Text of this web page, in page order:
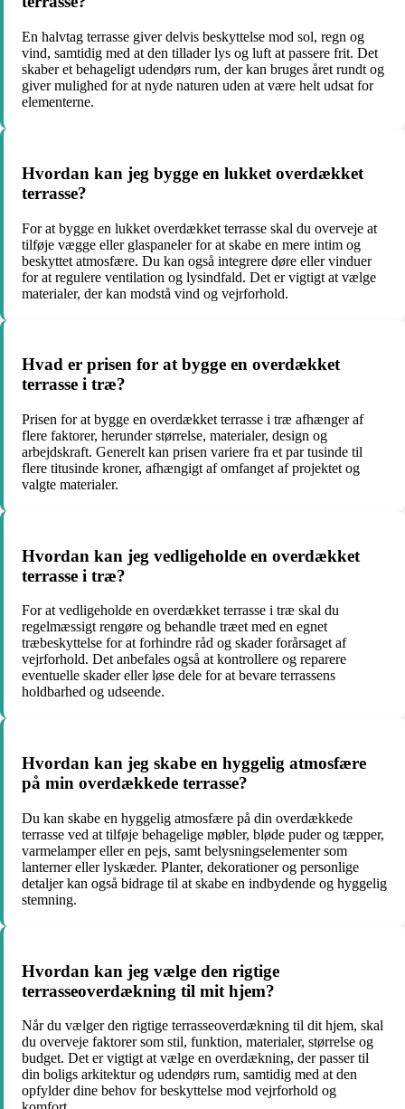
En halvtag terrasse giver delvis beskyttelse mod sol, regn og
vind, samtidig med at den tillader lys og luft at passere frit. Det
skaber et behageligt udendørs rum, der kan bruges året rundt og
giver mulighed for at nyde naturen uden at være helt udsat for
elementerne.
Hvordan kan jeg bygge en lukket overdækket
terrasse?
For at bygge en lukket overdækket terrasse skal du overveje at
tilføje vægge eller glaspaneler for at skabe en mere intim og
beskyttet atmosfære. Du kan også integrere døre eller vinduer
for at regulere ventilation og lysindfald. Det er vigtigt at vælge
materialer, der kan modstå vind og vejrforhold.
Hvad er prisen for at bygge en overdækket
terrasse i træ?
Prisen for at bygge en overdækket terrasse i træ afhænger af
flere faktorer, herunder størrelse, materialer, design og
arbejdskraft. Generelt kan prisen variere fra et par tusinde til
flere titusinde kroner, afhængigt af omfanget af projektet og
valgte materialer.
Hvordan kan jeg vedligeholde en overdækket
terrasse i træ?
For at vedligeholde en overdækket terrasse i træ skal du
regelmæssigt rengøre og behandle træet med en egnet
træbeskyttelse for at forhindre råd og skader forårsaget af
vejrforhold. Det anbefales også at kontrollere og reparere
eventuelle skader eller løse dele for at bevare terrassens
holdbarhed og udseende.
Hvordan kan jeg skabe en hyggelig atmosfære
på min overdækkede terrasse?
Du kan skabe en hyggelig atmosfære på din overdækkede
terrasse ved at tilføje behagelige møbler, bløde puder og tæpper,
varmelamper eller en pejs, samt belysningselementer som
lanterner eller lyskæder. Planter, dekorationer og personlige
detaljer kan også bidrage til at skabe en indbydende og hyggelig
stemning.
Hvordan kan jeg vælge den rigtige
terrasseoverdækning til mit hjem?
Når du vælger den rigtige terrasseoverdækning til dit hjem, skal
du overveje faktorer som stil, funktion, materialer, størrelse og
budget. Det er vigtigt at vælge en overdækning, der passer til
din boligs arkitektur og udendørs rum, samtidig med at den
opfylder dine behov for beskyttelse mod vejrforhold og